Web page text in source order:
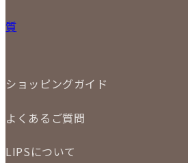
小物
ジュエリー
店頭買取
LINE査定
買取実績
質
ショッピングガイド
商品について
お支払いについて
よくあるご質問
商品について
LIPSについて